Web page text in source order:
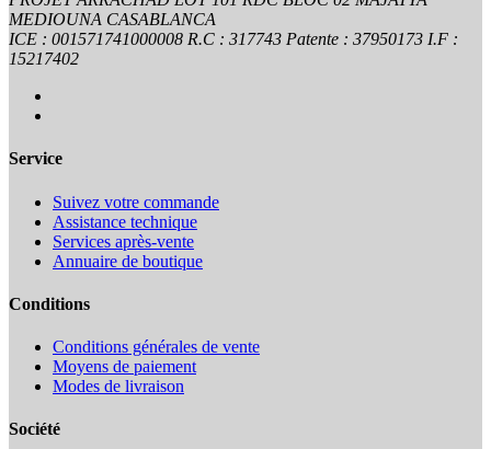
MEDIOUNA CASABLANCA
ICE : 001571741000008 R.C : 317743 Patente : 37950173 I.F :
15217402
Service
Suivez votre commande
Assistance technique
Services après-vente
Annuaire de boutique
Conditions
Conditions générales de vente
Moyens de paiement
Modes de livraison
Société